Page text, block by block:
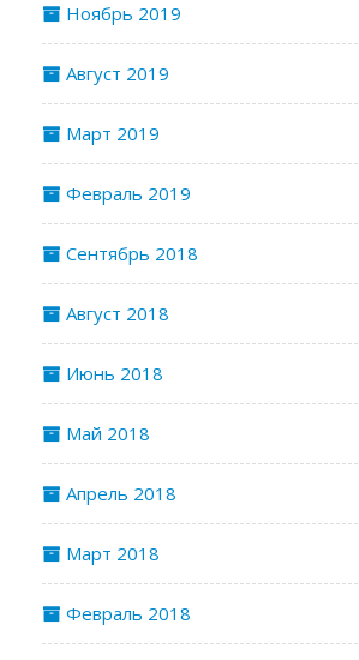
Ноябрь 2019
Август 2019
Март 2019
Февраль 2019
Сентябрь 2018
Август 2018
Июнь 2018
Май 2018
Апрель 2018
Март 2018
Февраль 2018